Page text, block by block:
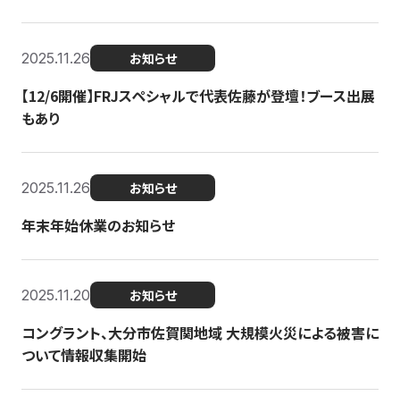
2025.11.26 お知らせ
【12/6開催】FRJスペシャルで代表佐藤が登壇！ブース出展
もあり
2025.11.26 お知らせ
年末年始休業のお知らせ
2025.11.20 お知らせ
コングラント、大分市佐賀関地域 大規模火災による被害に
ついて情報収集開始